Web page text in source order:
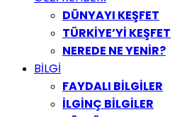
DÜNYAYI KEŞFET
TÜRKİYE’Yİ KEŞFET
NEREDE NE YENİR?
BİLGİ
FAYDALI BİLGİLER
İLGİNÇ BİLGİLER